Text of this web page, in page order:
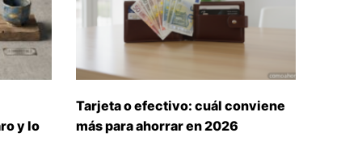
y lo
Tarjeta o efectivo: cuál conviene
más para ahorrar en 2026